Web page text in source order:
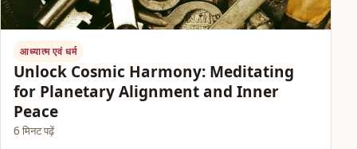
आध्यात्म एवं धर्म
Unlock Cosmic Harmony: Meditating
for Planetary Alignment and Inner
Peace
6 मिनट पढ़ें